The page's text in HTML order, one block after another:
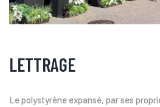
LETTRAGE
Le polystyrène expansé, par ses